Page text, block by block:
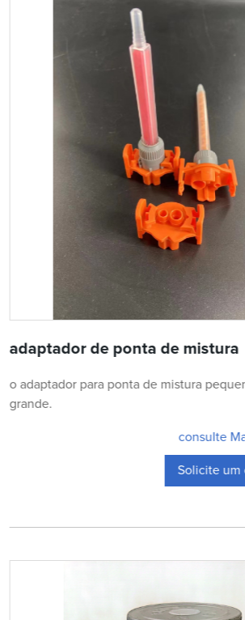
adaptador de ponta de mistura
o adaptador para ponta de mistura
grande.
consulte
Solicite um